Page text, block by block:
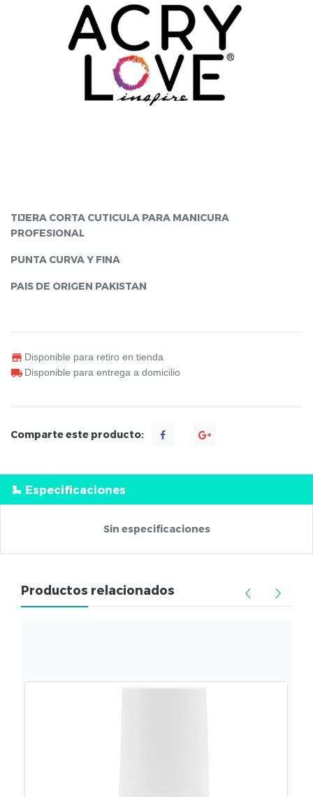
TIJERA CORTA CUTICULA PARA MANICURA
PROFESIONAL
PUNTA CURVA Y FINA
PAIS DE ORIGEN PAKISTAN
Disponible para retiro en tienda
Disponible para entrega a domicilio
Comparte este producto:
Especificaciones
Sin especificaciones
Productos relacionados